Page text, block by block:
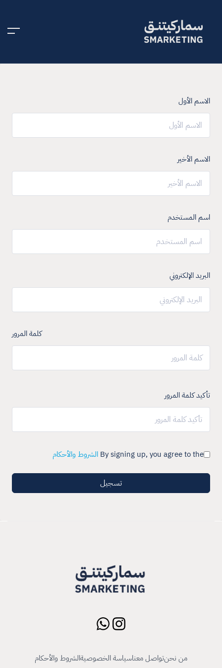
الاسم الأول
الاسم الأخير
اسم المستخدم
البريد الإلكتروني
كلمة المرور
تأكيد كلمة المرور
By signing up, you agree to the الشروط والأحكام
تسجيل
من نحنتواصل معناسياسة الخصوصيةالشروط والأحكام